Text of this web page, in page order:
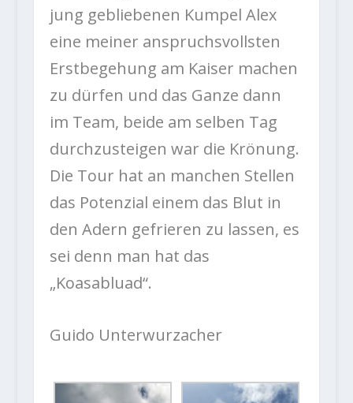
jung gebliebenen Kumpel Alex
eine meiner anspruchsvollsten
Erstbegehung am Kaiser machen
zu dürfen und das Ganze dann
im Team, beide am selben Tag
durchzusteigen war die Krönung.
Die Tour hat an manchen Stellen
das Potenzial einem das Blut in
den Adern gefrieren zu lassen, es
sei denn man hat das
„Koasabluad“.
Guido Unterwurzacher